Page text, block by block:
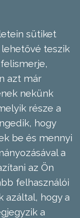
sütiket
lehetővé teszik
azt már
nekünk
része a
hogy
be és mennyi
a
az Ön
felhasználói
azáltal, hogy a
a